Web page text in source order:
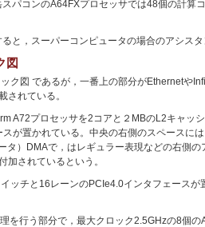
パコンのA64FXプロセッサでは48個の計
と，スーパーコンピュータの場合のアシス
図
ク図 であるが，一番上の部分がEthernetや
されている。
A72プロセッサを2コアと２MBのL2キャ
が置かれている。中央の右側のスペースに
タ）DMAで，はレギュラー表現などの右側
加されているという。
ッチと16レーンのPCIe4.0インタフェース
を行う部分で，最大クロック2.5GHzの8個